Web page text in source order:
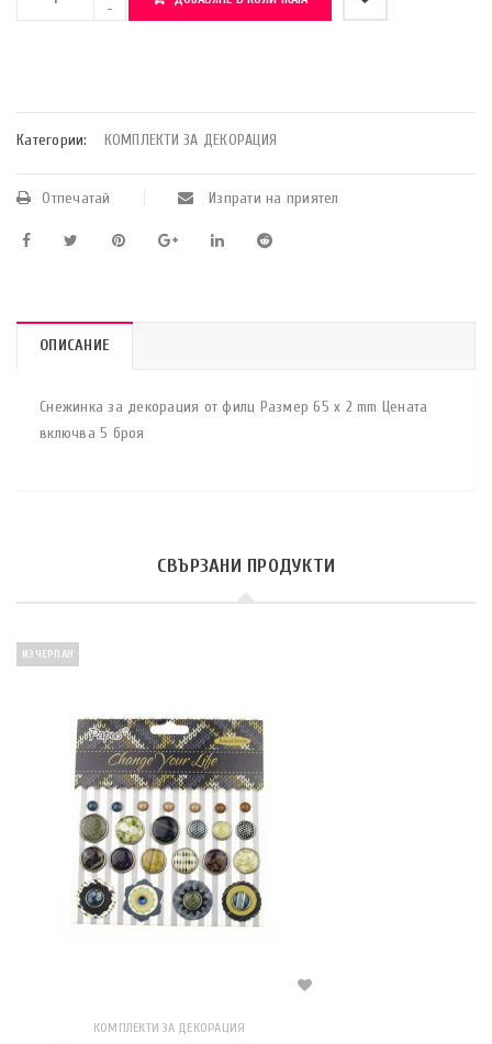
Категории: КОМПЛЕКТИ ЗА ДЕКОРАЦИЯ
Отпечатай Изпрати на приятел
ОПИСАНИЕ
Снежинка за декорация от филц Размер 65 х 2 mm Цената
включва 5 броя
СВЪРЗАНИ ПРОДУКТИ
ИЗЧЕРПАН
КОМПЛЕКТИ ЗА ДЕКОРАЦИЯ